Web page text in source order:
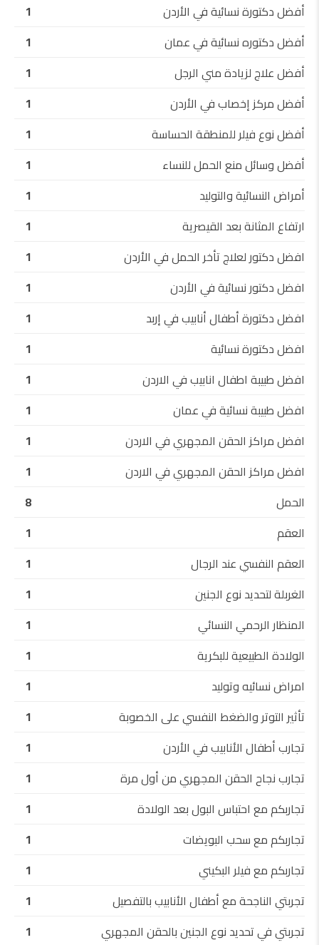
أفضل دكتورة نسائية في الأردن
1
أفضل دكتوره نسائية في عمان
1
أفضل علاج لزيادة مني الرجل
1
أفضل مركز إخصاب في الأردن
1
أفضل نوع فيلر للمنطقة الحساسة
1
أفضل وسائل منع الحمل للنساء
1
أمراض النسائية والتوليد
1
ارتفاع المثانة بعد القيصرية
1
افضل دكتور لعلاج تأخر الحمل في الأردن
1
افضل دكتور نسائية في الأردن
1
افضل دكتورة أطفال أنابيب في إربد
1
افضل دكتورة نسائية
1
افضل طبيبة اطفال انابيب في الاردن
1
افضل طبيبة نسائية في عمان
1
افضل مراكز الحقن المجهري في الاردن
1
افضل مراكز الحقن المجهري في الاردن
1
الحمل
8
العقم
1
العقم النفسي عند الرجال
1
الغربلة لتحديد نوع الجنين
1
المنظار الرحمي النسائي
1
الولادة الطبيعية للبكرية
1
امراض نسائيه وتوليد
1
تأثير التوتر والضغط النفسي على الخصوبة
1
تجارب أطفال الأنابيب في الأردن
1
تجارب نجاح الحقن المجهري من أول مرة
1
تجاربكم مع احتباس البول بعد الولادة
1
تجاربكم مع سحب البويضات
1
تجاربكم مع فيلر البكيني
1
تجربتي الناجحة مع أطفال الأنابيب بالتفصيل
1
تجربتي في تحديد نوع الجنين بالحقن المجهري
1